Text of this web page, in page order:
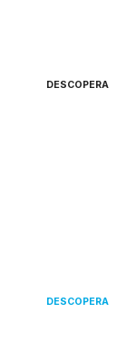
DESCOPERA
DESCOPERA